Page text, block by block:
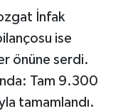
İnfak
ise
önüne serdi.
Tam 9.300
tamamlandı.